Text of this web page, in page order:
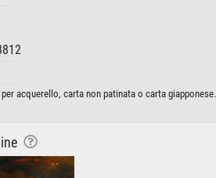
acquerello, carta non patinata o carta giapponese.